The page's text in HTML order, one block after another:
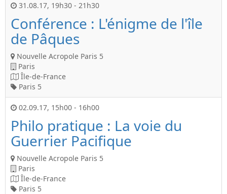
31.08.17, 19h30 - 21h30
Conférence : L'énigme de l'île
de Pâques
Nouvelle Acropole Paris 5
Paris
Île-de-France
Paris 5
02.09.17, 15h00 - 16h00
Philo pratique : La voie du
Guerrier Pacifique
Nouvelle Acropole Paris 5
Paris
Île-de-France
Paris 5